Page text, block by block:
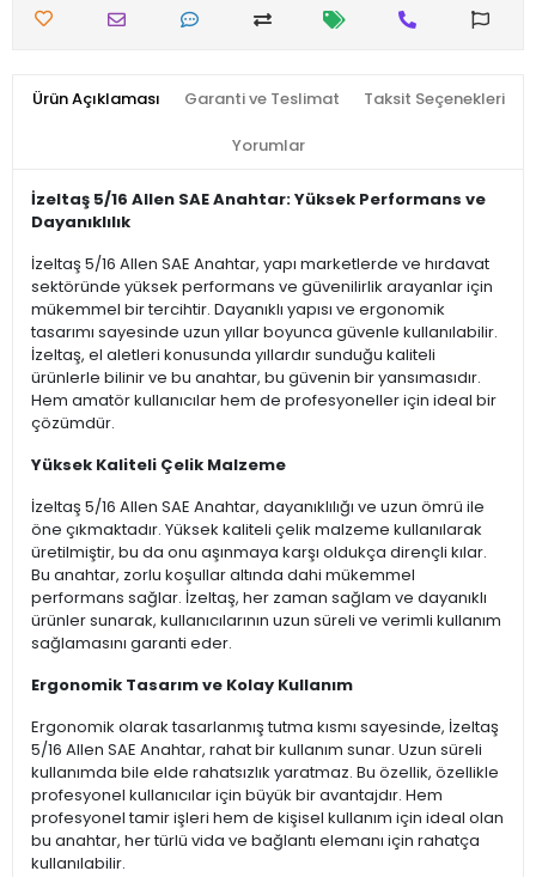
Ürün Açıklaması Garanti ve Teslimat Taksit Seçenekleri
Yorumlar
İzeltaş 5/16 Allen SAE Anahtar: Yüksek Performans ve
Dayanıklılık
İzeltaş 5/16 Allen SAE Anahtar, yapı marketlerde ve hırdavat
sektöründe yüksek performans ve güvenilirlik arayanlar için
mükemmel bir tercihtir. Dayanıklı yapısı ve ergonomik
tasarımı sayesinde uzun yıllar boyunca güvenle kullanılabilir.
İzeltaş, el aletleri konusunda yıllardır sunduğu kaliteli
ürünlerle bilinir ve bu anahtar, bu güvenin bir yansımasıdır.
Hem amatör kullanıcılar hem de profesyoneller için ideal bir
çözümdür.
Yüksek Kaliteli Çelik Malzeme
İzeltaş 5/16 Allen SAE Anahtar, dayanıklılığı ve uzun ömrü ile
öne çıkmaktadır. Yüksek kaliteli çelik malzeme kullanılarak
üretilmiştir, bu da onu aşınmaya karşı oldukça dirençli kılar.
Bu anahtar, zorlu koşullar altında dahi mükemmel
performans sağlar. İzeltaş, her zaman sağlam ve dayanıklı
ürünler sunarak, kullanıcılarının uzun süreli ve verimli kullanım
sağlamasını garanti eder.
Ergonomik Tasarım ve Kolay Kullanım
Ergonomik olarak tasarlanmış tutma kısmı sayesinde, İzeltaş
5/16 Allen SAE Anahtar, rahat bir kullanım sunar. Uzun süreli
kullanımda bile elde rahatsızlık yaratmaz. Bu özellik, özellikle
profesyonel kullanıcılar için büyük bir avantajdır. Hem
profesyonel tamir işleri hem de kişisel kullanım için ideal olan
bu anahtar, her türlü vida ve bağlantı elemanı için rahatça
kullanılabilir.